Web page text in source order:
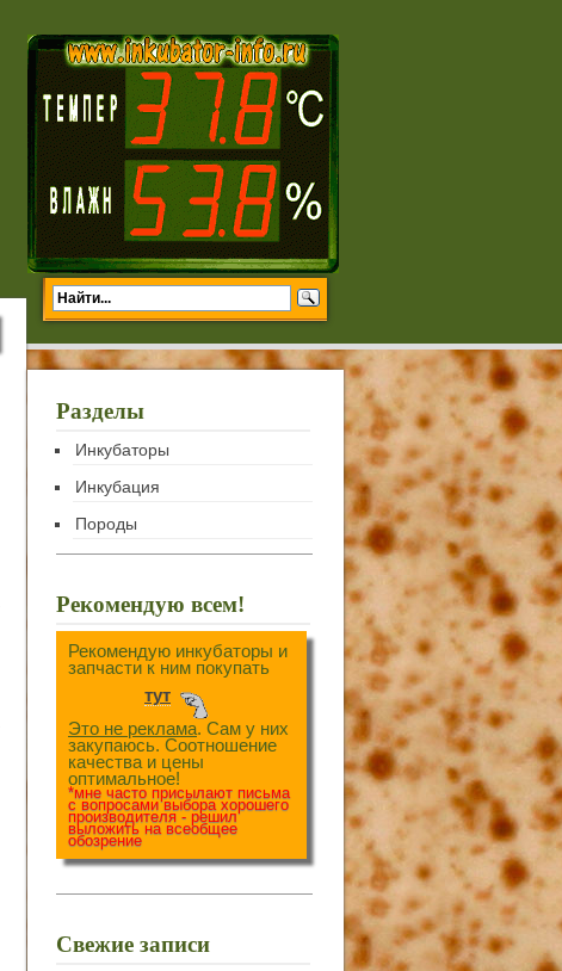
Разделы
Инкубаторы
Инкубация
Породы
Рекомендую всем!
Рекомендую инкубаторы и
запчасти к ним покупать
тут
Это не реклама. Сам у них
закупаюсь. Соотношение
качества и цены
оптимальное!
*мне часто присылают письма
с вопросами выбора хорошего
производителя - решил
выложить на всеобщее
обозрение
Свежие записи